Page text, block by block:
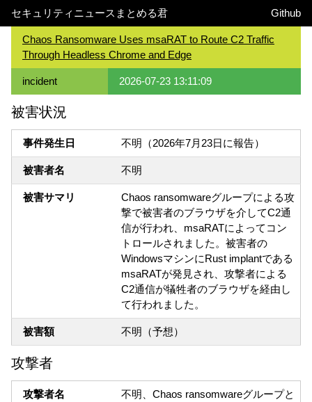
セキュリティニュースまとめる君 Github
Chaos Ransomware Uses msaRAT to Route C2 Traffic
Through Headless Chrome and Edge
incident 2026-07-23 13:11:09
被害状況
事件発生日 不明（2026年7月23日に報告）
被害者名 不明
被害サマリ
Chaos ransomwareグループによる攻
撃で被害者のブラウザを介してC2通
信が行われ、msaRATによってコン
トロールされました。被害者の
WindowsマシンにRust implantである
msaRATが発見され、攻撃者による
C2通信が犠牲者のブラウザを経由し
て行われました。
被害額 不明（予想）
攻撃者
攻撃者名
不明、Chaos ransomwareグループと